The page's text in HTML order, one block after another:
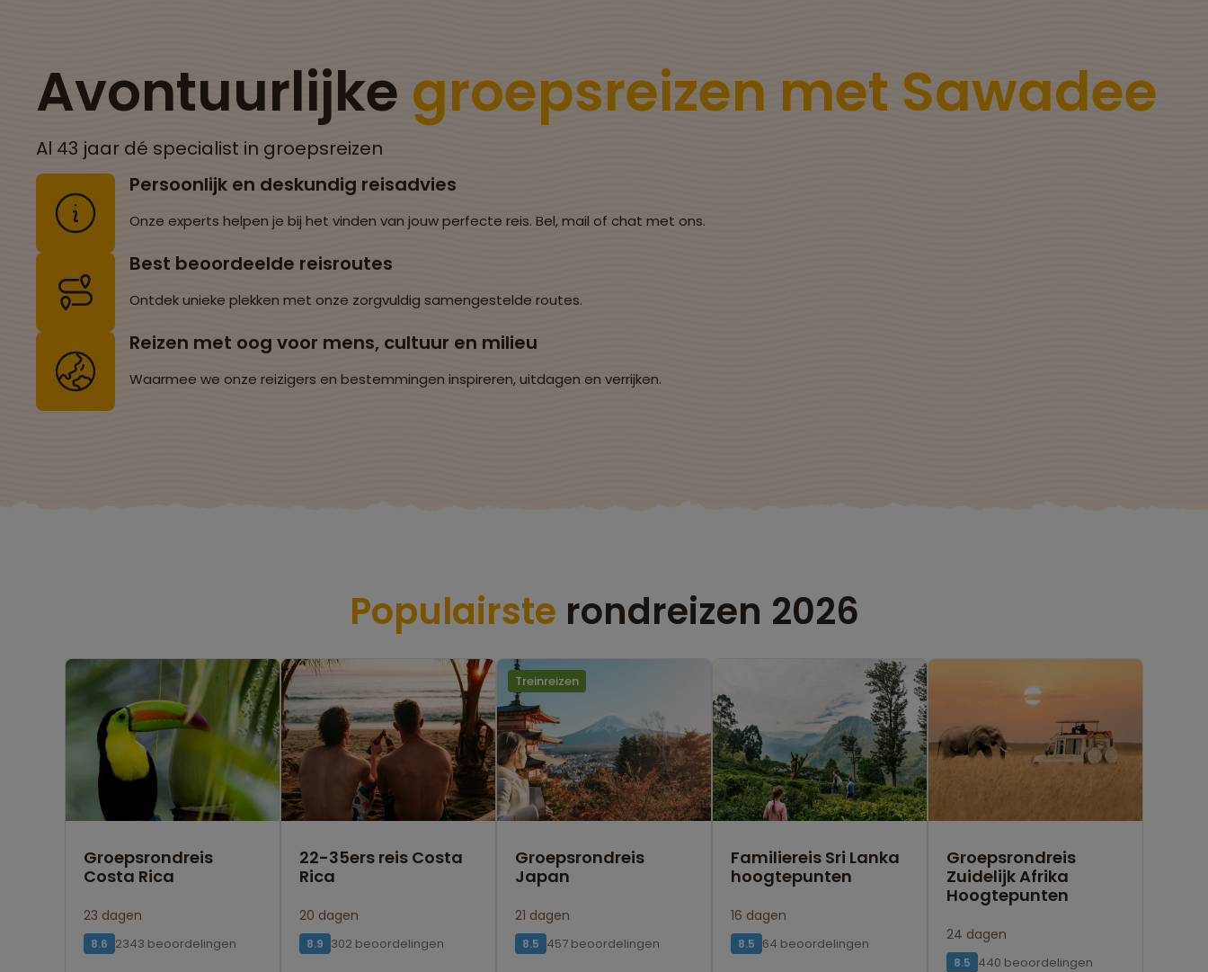
Avontuurlijke groepsreizen met Sawadee
Al 43 jaar dé specialist in groepsreizen
Persoonlijk en deskundig reisadvies
Onze experts helpen je bij het vinden van jouw perfecte reis. Bel, mail of chat met ons.
Best beoordeelde reisroutes
Ontdek unieke plekken met onze zorgvuldig samengestelde routes.
Reizen met oog voor mens, cultuur en milieu
Waarmee we onze reizigers en bestemmingen inspireren, uitdagen en verrijken.
Populairste rondreizen 2026
Groepsrondreis
Costa Rica
23 dagen
8.6 2343 beoordelingen
22-35ers reis Costa
Rica
20 dagen
8.9 302 beoordelingen
Treinreizen
Groepsrondreis
Japan
21 dagen
8.5 457 beoordelingen
Familiereis Sri Lanka
hoogtepunten
16 dagen
8.5 64 beoordelingen
Groepsrondreis
Zuidelijk Afrika
Hoogtepunten
24 dagen
8.5 440 beoordelingen